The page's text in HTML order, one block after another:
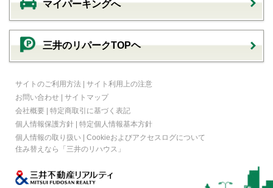
マイパーキングへ
三井のリパークTOPヘ
サイトのご利用方法 | サイト利用上の注意
お問い合わせ | サイトマップ
会社概要 | 特定商取引に基づく表記
個人情報保護方針 | 特定個人情報基本方針
個人情報の取り扱い | Cookieおよびアクセスログについて
住み替えなら
「三井のリハウス」